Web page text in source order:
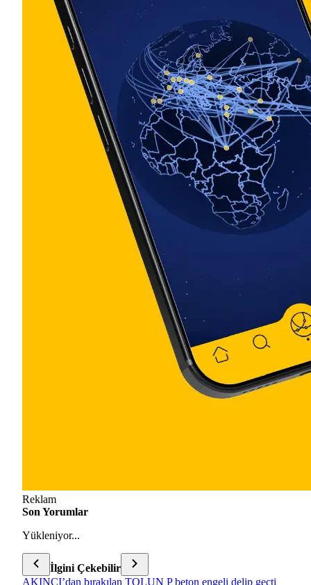
Reklam
Son Yorumlar
Yükleniyor...
İlgini Çekebilir
AKINCI’dan bırakılan TOLUN P beton engeli delip geçti